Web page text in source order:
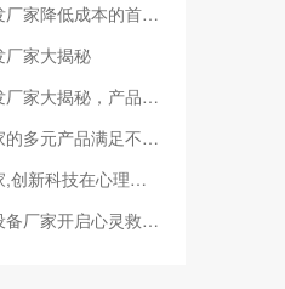
降低成本的首要秘籍
厂家大揭秘
秘，产品种类与品质保障
品满足不同场景治疗需求
心理治疗设备中的应用
家开启心灵救赎之门